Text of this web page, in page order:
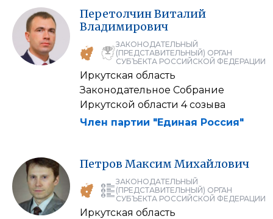
ПеретолчинВиталий
Владимирович
ЗАКОНОДАТЕЛЬНЫЙ
(ПРЕДСТАВИТЕЛЬНЫЙ) ОРГАН
СУБЪЕКТА РОССИЙСКОЙ ФЕДЕРАЦИИ
Иркутская область
Законодательное Собрание
Иркутской области 4 созыва
Член партии "Единая Россия"
Петров Максим Михайлович
ЗАКОНОДАТЕЛЬНЫЙ
(ПРЕДСТАВИТЕЛЬНЫЙ) ОРГАН
СУБЪЕКТА РОССИЙСКОЙ ФЕДЕРАЦИИ
Иркутская область